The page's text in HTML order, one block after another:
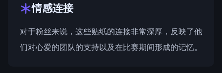
情感连接
对于粉丝来说，这些贴纸的连接非常深厚，反映了他
们对心爱的团队的支持以及在比赛期间形成的记忆。